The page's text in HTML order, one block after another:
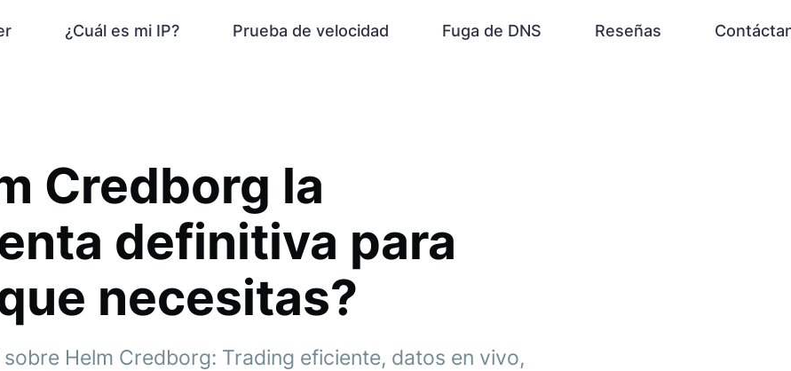
¿Cuál es mi IP? Prueba de velocidad Fuga de DNS Reseñas
Credborg la
definitiva para
necesitas?
Helm Credborg: Trading eficiente, datos en vivo,